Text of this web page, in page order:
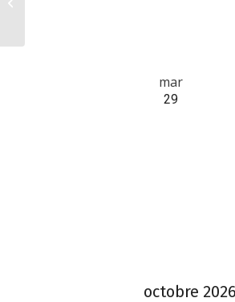
mar
29
octobre 2026